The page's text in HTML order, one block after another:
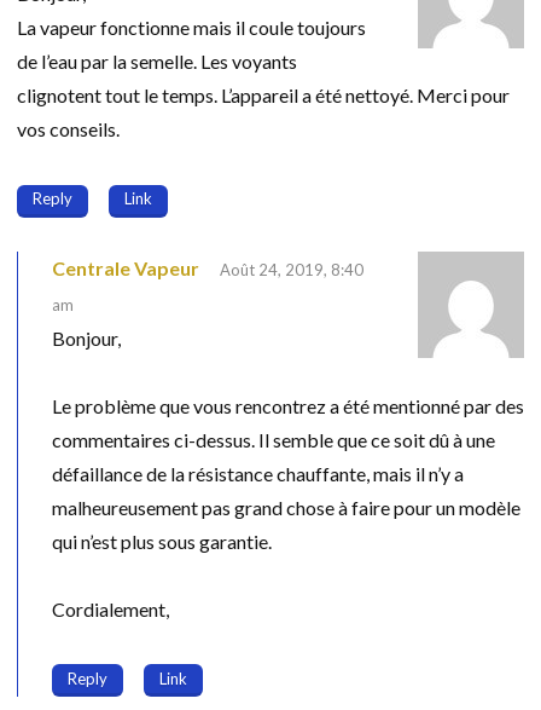
La vapeur fonctionne mais il coule toujours
de l’eau par la semelle. Les voyants
clignotent tout le temps. L’appareil a été nettoyé. Merci pour
vos conseils.
Reply Link
Centrale Vapeur
Août 24, 2019, 8:40
am
Bonjour,
Le problème que vous rencontrez a été mentionné par des
commentaires ci-dessus. Il semble que ce soit dû à une
défaillance de la résistance chauffante, mais il n’y a
malheureusement pas grand chose à faire pour un modèle
qui n’est plus sous garantie.
Cordialement,
Reply Link